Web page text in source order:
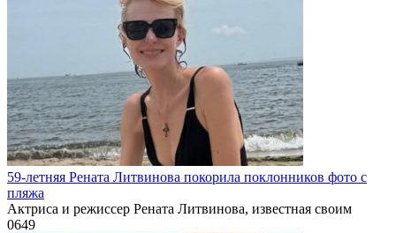
59-летняя Рената Литвинова покорила поклонников фото с
пляжа
Актриса и режиссер Рената Литвинова, известная своим
0649